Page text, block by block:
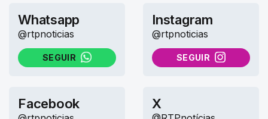
Whatsapp
@rtpnoticias
SEGUIR
NO WHATSAPP
Instagram
@rtpnoticias
SEGUIR
NO INSTAGRAM
Facebook X